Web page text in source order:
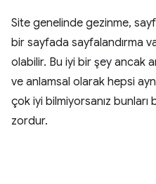
Site genelinde gezinme,
bir sayfada sayfalandırma
olabilir. Bu iyi bir şey ancak
ve anlamsal olarak hepsi
çok iyi bilmiyorsanız
zordur.